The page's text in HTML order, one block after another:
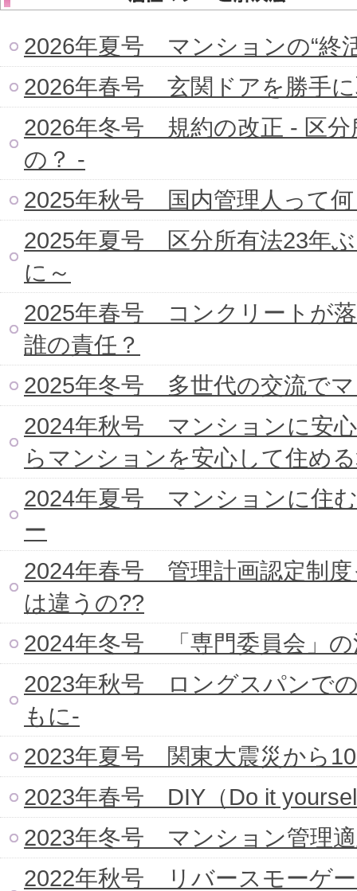
2026年夏号 マンションの“終
2026年春号 玄関ドアを勝手
2026年冬号 規約の改正 - 区分
の？ -
2025年秋号 国内管理人って
2025年夏号 区分所有法23年
に～
2025年春号 コンクリートが
誰の責任？
2025年冬号 多世代の交流で
2024年秋号 マンションに安
らマンションを安心して住め
2024年夏号 マンションに住
ー
2024年春号 管理計画認定制
は違うの??
2024年冬号 「専門委員会」の
2023年秋号 ロングスパンで
もに-
2023年夏号 関東大震災から
2023年春号 DIY（Do it
2023年冬号 マンション管理
2022年秋号 リバースモーゲ